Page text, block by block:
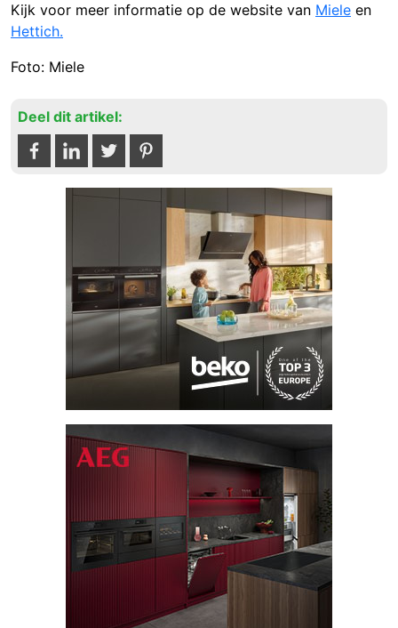
Kijk voor meer informatie op de website van Miele en
Hettich.
Foto: Miele
Deel dit artikel: